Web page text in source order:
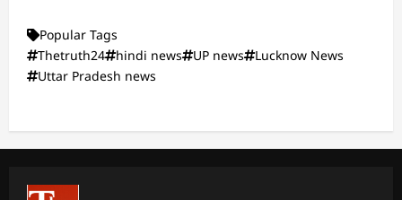
Popular Tags
Thetruth24
hindi news UP news
Lucknow News
Uttar Pradesh news